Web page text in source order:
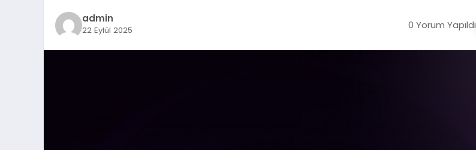
admin
22 Eylül 2025 0 Yorum Yapıldı